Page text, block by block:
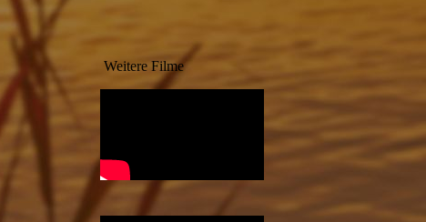
Weitere Filme